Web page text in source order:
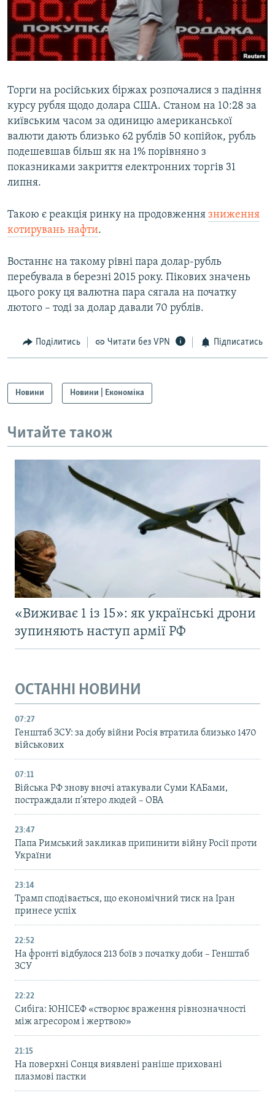
МУЛЬТИМЕДІА
ФОТО
СПЕЦПРОЄКТИ
КРИМ РЕАЛІЇ
РУС
УКР
КТАТ
Усі сайти RFE/RL
Торги на російських біржах розпочалися з падіння
курсу рубля щодо долара США. Станом на 10:28 за
київським часом за одиницю американської
валюти дають близько 62 рублів 50 копійок, рубль
подешевшав більш як на 1% порівняно з
показниками закриття електронних торгів 31
липня.
Такою є реакція ринку на продовження зниження
котирувань нафти.
Востаннє на такому рівні пара долар-рубль
перебувала в березні 2015 року. Пікових значень
цього року ця валютна пара сягала на початку
лютого – тоді за долар давали 70 рублів.
Поділитись Читати без VPN Підписатись
Новини Новини | Економіка
Читайте також
«Виживає 1 із 15»: як українські дрони
зупиняють наступ армії РФ
ОСТАННІ НОВИНИ
07:27
Генштаб ЗСУ: за добу війни Росія втратила близько 1470
військових
07:11
Війська РФ знову вночі атакували Суми КАБами,
постраждали п’ятеро людей – ОВА
23:47
Папа Римський закликав припинити війну Росії проти
України
23:14
Трамп сподівається, що економічний тиск на Іран
принесе успіх
22:52
На фронті відбулося 213 боїв з початку доби – Генштаб
ЗСУ
22:22
Сибіга: ЮНІСЕФ «створює враження рівнозначності
між агресором і жертвою»
21:15
На поверхні Сонця виявлені раніше приховані
плазмові пастки